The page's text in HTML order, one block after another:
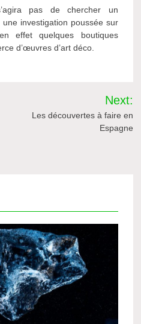
pas de chercher un
investigation poussée sur
effet quelques boutiques
d’œuvres d’art déco.
Next:
Les découvertes à faire en
Espagne